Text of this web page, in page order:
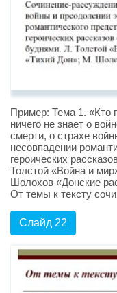
Пример: Тема 1. «Кто
ничего не знает о
смерти, о страхе
несовпадении
героических
Толстой «Война и
Шолохов «Донские
От темы к тексту
Слайд 22